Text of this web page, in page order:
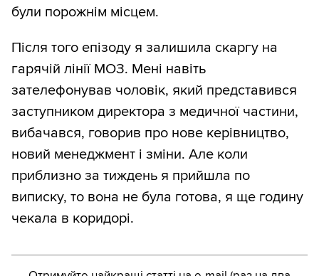
були порожнім місцем.
Після того епізоду я залишила скаргу на
гарячій лінії МОЗ. Мені навіть
зателефонував чоловік, який представився
заступником директора з медичної частини,
вибачався, говорив про нове керівництво,
новий менеджмент і зміни. Але коли
приблизно за тиждень я прийшла по
виписку, то вона не була готова, я ще годину
чекала в коридорі.